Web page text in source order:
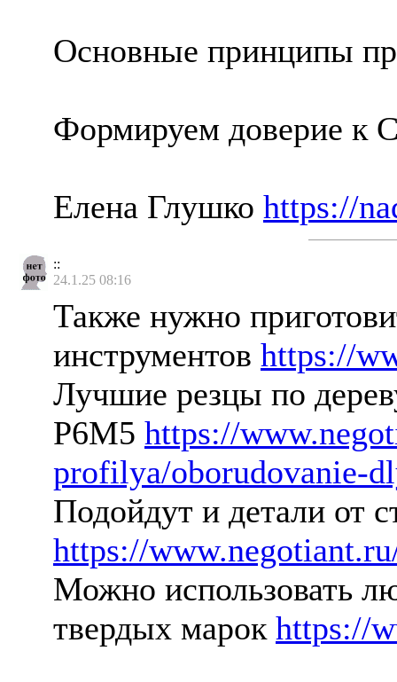
Основные принципы
Формируем доверие
Елена Глушко https://
::
24.1.25 08:16
Также нужно
инструментов https://
Лучшие резцы по
Р6М5 https://
profilya/oborudovanie-
Подойдут и детали от
https://
Можно использовать
твердых марок https://